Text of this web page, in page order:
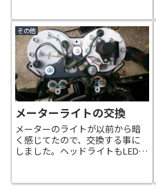
のステレオミニジャック部分が
調子悪くなり新しいレシーバー
を購入しました。DAYT...
その他
メーターライトの交換
メーターのライトが以前から暗
く感じてたので、交換する事に
しました。ヘッドライトもLEDに
球×3個とインジケーター部分の